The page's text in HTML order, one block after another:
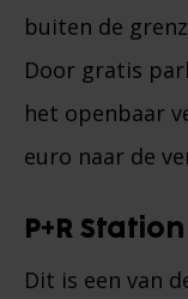
buiten de
Door gratis
het openbaar
euro naar de
P+R
Dit is een van